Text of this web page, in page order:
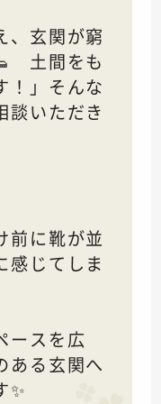
、玄関が窮
土間をも
！」そんな
談いただき
前に靴が並
感じてしま
ースを広
ある玄関へ
✨